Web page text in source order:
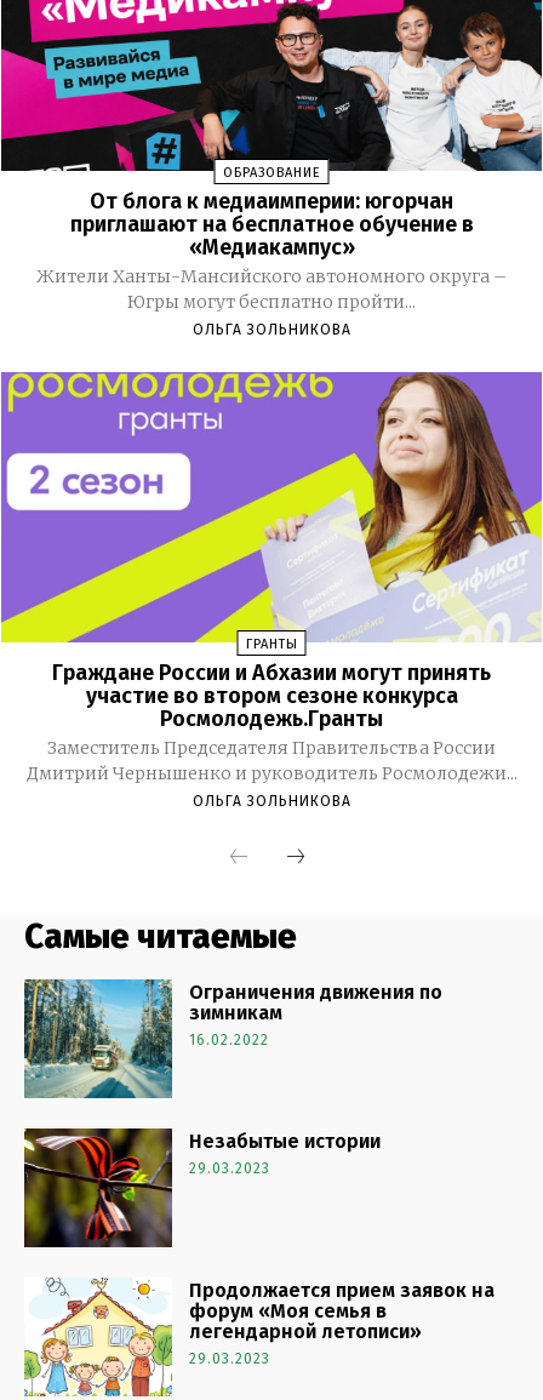
Самые читаемые
Ограничения движения по
зимникам
16.02.2022
Незабытые истории
29.03.2023
Продолжается прием заявок на
форум «Моя семья в
легендарной летописи»
29.03.2023